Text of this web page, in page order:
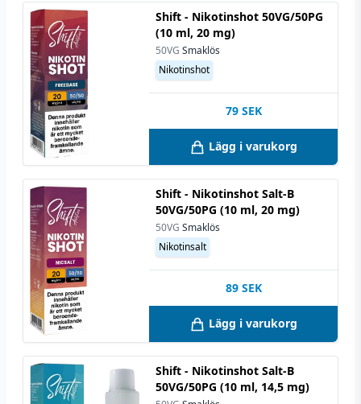
Shift - Nikotinshot 50VG/50PG
(10 ml, 20 mg)
50VG Smaklös
Nikotinshot
79 SEK
Lägg i varukorg
Shift - Nikotinshot Salt-B
50VG/50PG (10 ml, 20 mg)
50VG Smaklös
Nikotinsalt
89 SEK
Lägg i varukorg
Shift - Nikotinshot Salt-B
50VG/50PG (10 ml, 14,5 mg)